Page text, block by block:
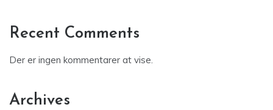
Recent Comments
Der er ingen kommentarer at vise.
Archives